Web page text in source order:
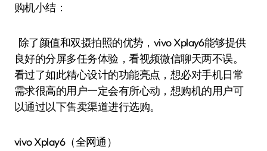
购机小结：
除了颜值和双摄拍照的优势，vivo Xplay6能够提供
良好的分屏多任务体验，看视频微信聊天两不误。
看过了如此精心设计的功能亮点，想必对手机日常
需求很高的用户一定会有所心动，想购机的用户可
以通过以下售卖渠道进行选购。
vivo Xplay6（全网通）